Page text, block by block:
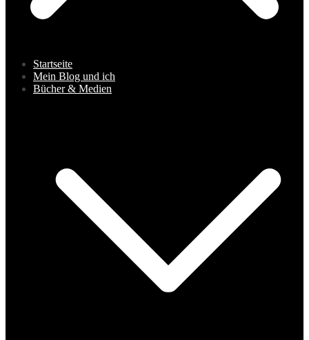
Startseite
Mein Blog und ich
Bücher & Medien